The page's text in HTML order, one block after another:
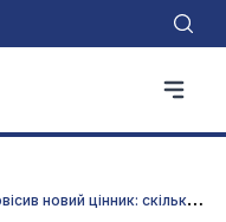
T
ransfermarkt повісив новий цінник: скільки тепер коштують Ванат, Циганков та Крапивцов